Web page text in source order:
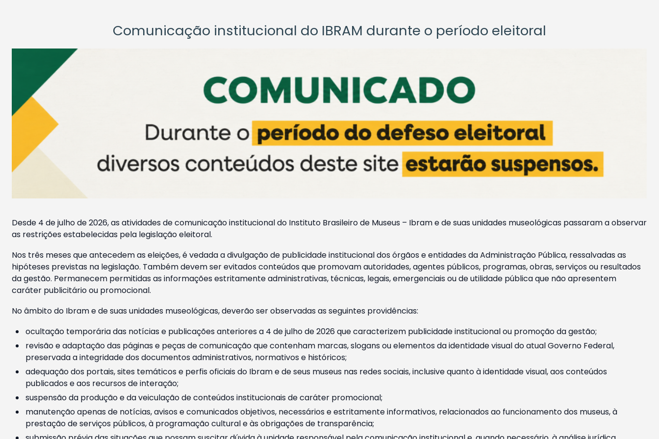
Comunicação institucional do IBRAM durante o período eleitoral
Desde 4 de julho de 2026, as atividades de comunicação institucional do Instituto Brasileiro de Museus – Ibram e de suas unidades museológicas passaram a observar
as restrições estabelecidas pela legislação eleitoral.
Nos três meses que antecedem as eleições, é vedada a divulgação de publicidade institucional dos órgãos e entidades da Administração Pública, ressalvadas as
hipóteses previstas na legislação. Também devem ser evitados conteúdos que promovam autoridades, agentes públicos, programas, obras, serviços ou resultados
da gestão. Permanecem permitidas as informações estritamente administrativas, técnicas, legais, emergenciais ou de utilidade pública que não apresentem
caráter publicitário ou promocional.
No âmbito do Ibram e de suas unidades museológicas, deverão ser observadas as seguintes providências:
ocultação temporária das notícias e publicações anteriores a 4 de julho de 2026 que caracterizem publicidade institucional ou promoção da gestão;
revisão e adaptação das páginas e peças de comunicação que contenham marcas, slogans ou elementos da identidade visual do atual Governo Federal,
preservada a integridade dos documentos administrativos, normativos e históricos;
adequação dos portais, sites temáticos e perfis oficiais do Ibram e de seus museus nas redes sociais, inclusive quanto à identidade visual, aos conteúdos
publicados e aos recursos de interação;
suspensão da produção e da veiculação de conteúdos institucionais de caráter promocional;
manutenção apenas de notícias, avisos e comunicados objetivos, necessários e estritamente informativos, relacionados ao funcionamento dos museus, à
prestação de serviços públicos, à programação cultural e às obrigações de transparência;